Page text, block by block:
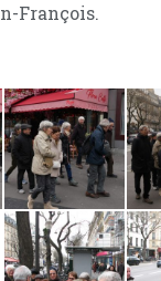
François.